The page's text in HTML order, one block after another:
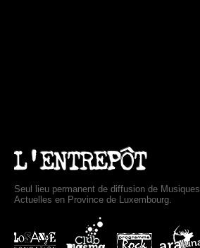
Seul lieu permanent de diffusion de Musiques
Actuelles en Province de Luxembourg.